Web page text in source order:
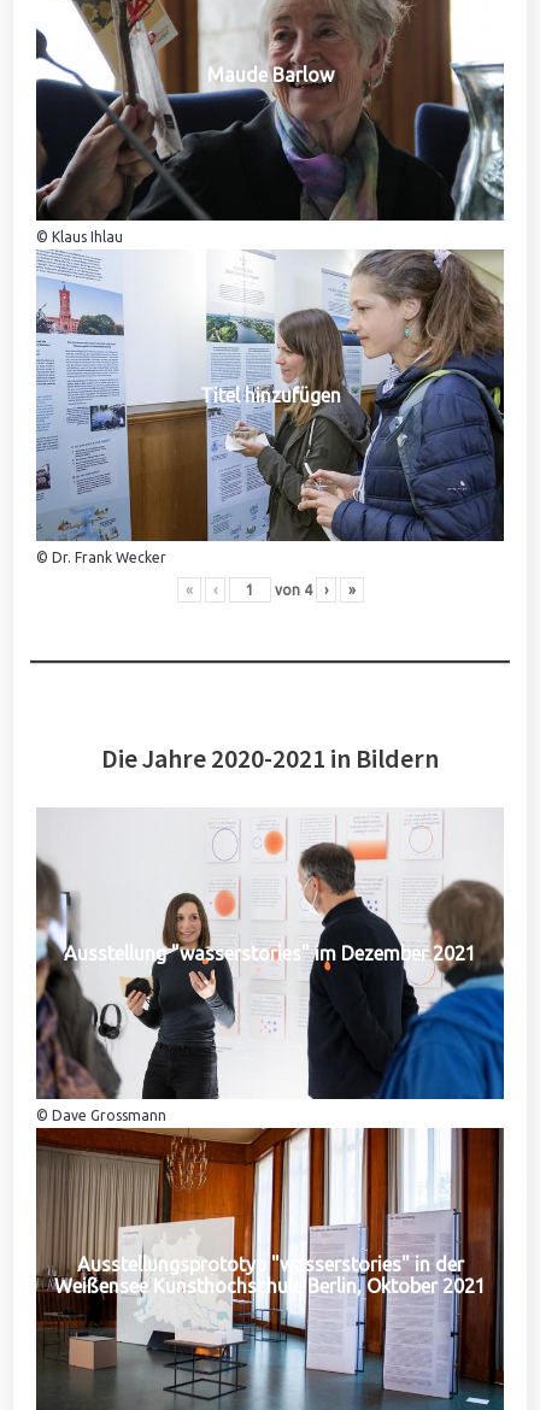
Maude Barlow
© Klaus Ihlau
Titel hinzufügen
© Dr. Frank Wecker
« ‹ von 4 › »
Die Jahre 2020-2021 in Bildern
Ausstellung "wasserstories" im Dezember 2021
© Dave Grossmann
Ausstellungsprototyp "wasserstories" in der
Weißensee Kunsthochschule Berlin, Oktober 2021